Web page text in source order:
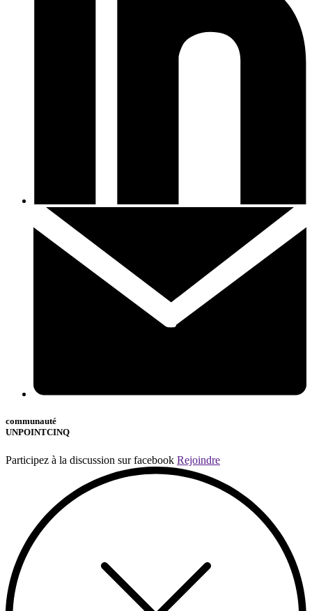
communauté
UNPOINTCINQ
Participez à la discussion sur facebook Rejoindre